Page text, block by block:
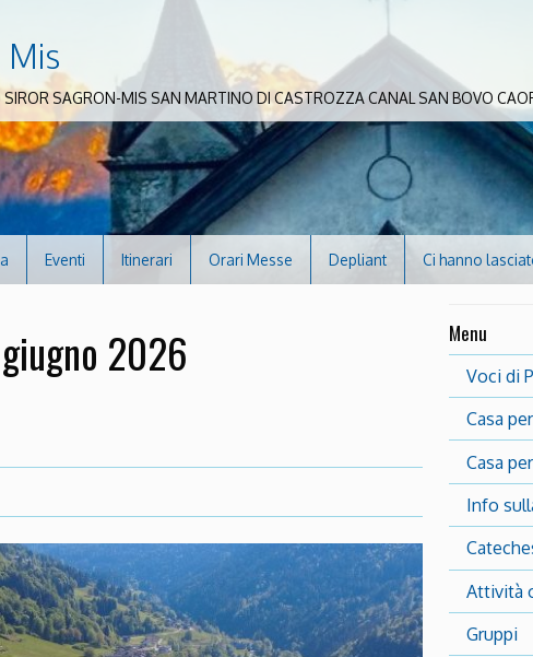
Mis
SAGRON-MIS SAN MARTINO DI CASTROZZA CANAL SAN BOVO
Eventi Itinerari Orari Messe Depliant Ci hanno
2026 Menu
Voci di
Casa
Casa
Info
Attività
Gruppi